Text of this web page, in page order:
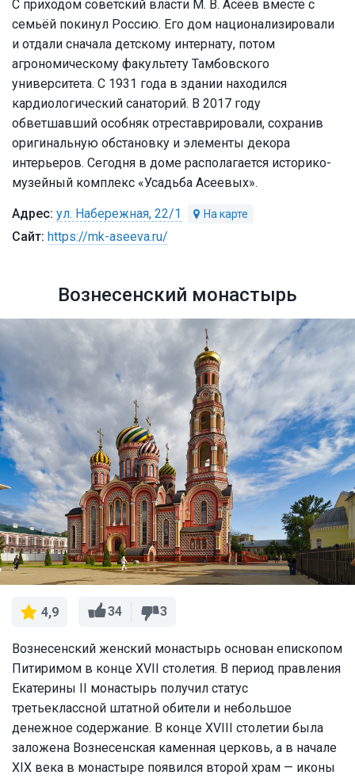
С приходом советский власти М. В. Асеев вместе с
семьёй покинул Россию. Его дом национализировали
и отдали сначала детскому интернату, потом
агрономическому факультету Тамбовского
университета. С 1931 года в здании находился
кардиологический санаторий. В 2017 году
обветшавший особняк отреставрировали, сохранив
оригинальную обстановку и элементы декора
интерьеров. Сегодня в доме располагается историко-
музейный комплекс «Усадьба Асеевых».
ул. Набережная, 22/1
https://mk-aseeva.ru/
Вознесенский монастырь
4,9 34 3
Вознесенский женский монастырь основан епископом
Питиримом в конце XVII столетия. В период правления
Екатерины II монастырь получил статус
третьеклассной штатной обители и небольшое
денежное содержание. В конце XVIII столетии была
заложена Вознесенская каменная церковь, а в начале
XIX века в монастыре появился второй храм — иконы